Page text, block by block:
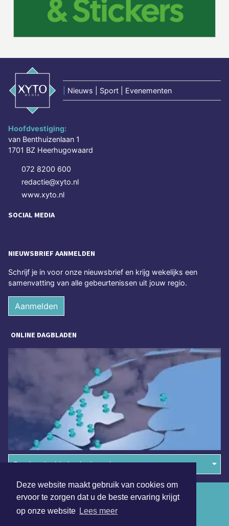
Deze website maakt gebruik van cookies om
ervoor te zorgen dat u de beste ervaring krijgt
op onze website Lees meer
Nieuws | Sport | Evenementen
Hoofdvestiging:
van Benthuizenlaan 1
1701 BZ Heerhugowaard
072 8200 600
redactie@xyto.nl
www.xyto.nl
SOCIAL MEDIA
NIEUWSBRIEF AANMELDEN
Schrijf je in voor onze nieuwsbrief en krijg wekelijks een
samenvatting van alle gebeurtenissen uit jouw regio.
Aanmelden
ONLINE DAGBLADEN
Overige dagbladen in de regio
Algemene voorwaarden
Disclaimer